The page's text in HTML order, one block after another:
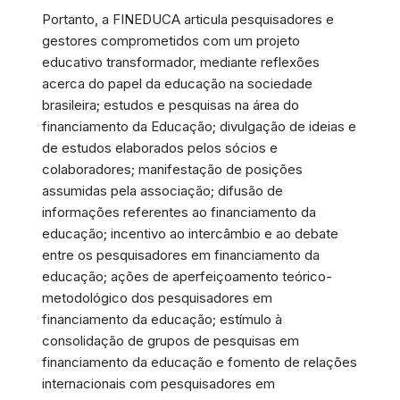
Portanto, a FINEDUCA articula pesquisadores e
gestores comprometidos com um projeto
educativo transformador, mediante reflexões
acerca do papel da educação na sociedade
brasileira; estudos e pesquisas na área do
financiamento da Educação; divulgação de ideias e
de estudos elaborados pelos sócios e
colaboradores; manifestação de posições
assumidas pela associação; difusão de
informações referentes ao financiamento da
educação; incentivo ao intercâmbio e ao debate
entre os pesquisadores em financiamento da
educação; ações de aperfeiçoamento teórico-
metodológico dos pesquisadores em
financiamento da educação; estímulo à
consolidação de grupos de pesquisas em
financiamento da educação e fomento de relações
internacionais com pesquisadores em